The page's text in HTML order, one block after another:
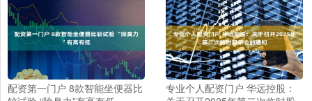
配资第一门户 8款智能坐便器比
专业个人配资门户 华远控股：